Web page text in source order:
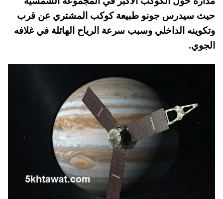
حيث سيدرس جونو طبيعة كوكب المشتري عن قرب
وتكوينه الداخلي وسبب سرعة الرياح الهائلة في غلافه
الجوي.